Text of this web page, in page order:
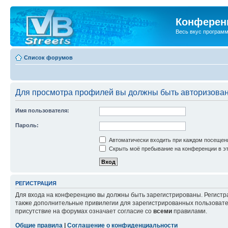
Весь вкус
Список форумов
Для просмотра профилей вы должны быть
Имя пользователя:
Пароль:
Автоматически входить при каждом
Скрыть моё пребывание на конференции в
РЕГИСТРАЦИЯ
Для входа на конференцию вы должны быть зарегистрированы.
также дополнительные привилегии для зарегистрированных
присутствие на форумах означает согласие со всеми правилами.
Общие правила
Соглашение о конфиденциальности